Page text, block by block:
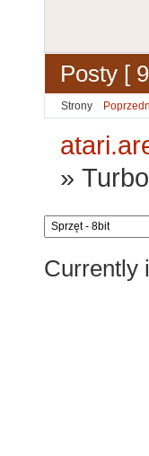
Posty [
Strony
»
Currently